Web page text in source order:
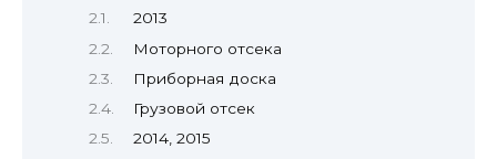
2013
Моторного отсека
Приборная доска
Грузовой отсек
2014, 2015